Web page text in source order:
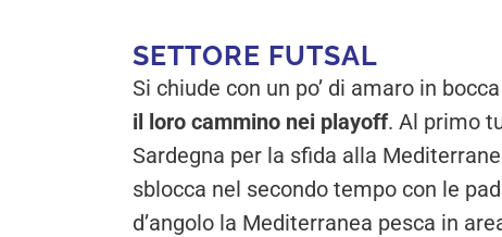
SETTORE FUTSAL
Si chiude con un po’ di amaro in
il loro cammino nei playoff. Al primo
Sardegna per la sfida alla
sblocca nel secondo tempo con le
d’angolo la Mediterranea pesca in